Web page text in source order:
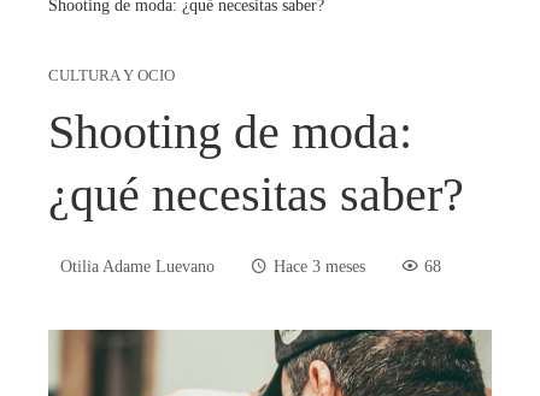
Shooting de moda: ¿qué necesitas saber?
CULTURA Y OCIO
Shooting de moda:
¿qué necesitas saber?
Otilia Adame Luevano Hace 3 meses 68